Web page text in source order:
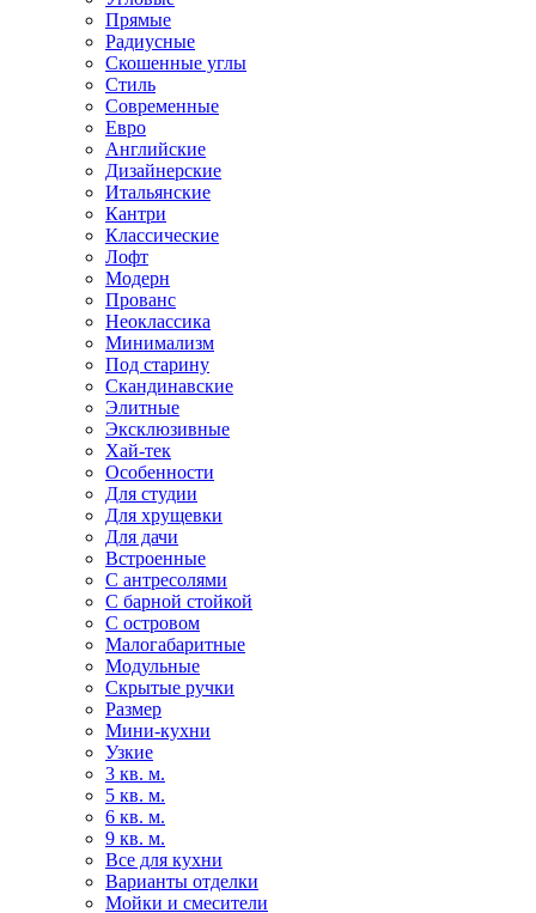
Прямые
Радиусные
Скошенные углы
Стиль
Современные
Евро
Английские
Дизайнерские
Итальянские
Кантри
Классические
Лофт
Модерн
Прованс
Неоклассика
Минимализм
Под старину
Скандинавские
Элитные
Эксклюзивные
Хай-тек
Особенности
Для студии
Для хрущевки
Для дачи
Встроенные
С антресолями
С барной стойкой
С островом
Малогабаритные
Модульные
Скрытые ручки
Размер
Мини-кухни
Узкие
3 кв. м.
5 кв. м.
6 кв. м.
9 кв. м.
Все для кухни
Варианты отделки
Мойки и смесители